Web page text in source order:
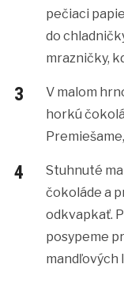
pečiaci
do
mrazničky,
V malom
horkú
Stuhnuté
čokoláde a
odkvapkať.
posypeme
mandľových